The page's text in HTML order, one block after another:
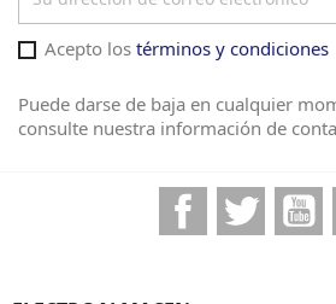
Acepto los términos y condiciones
Puede darse de baja en cualquier
consulte nuestra información de
FacebookTwitter